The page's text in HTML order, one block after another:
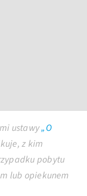
ustawy„O
z kim
pobytu
lub opiekunem